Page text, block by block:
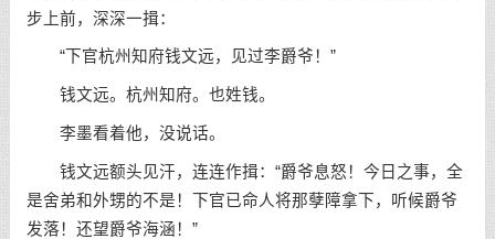
步上前，深深一揖：
“下官杭州知府钱文远，见过李爵爷！”
钱文远。杭州知府。也姓钱。
李墨看着他，没说话。
钱文远额头见汗，连连作揖：“爵爷息怒！今日之事，全
是舍弟和外甥的不是！下官已命人将那孽障拿下，听候爵爷
发落！还望爵爷海涵！”